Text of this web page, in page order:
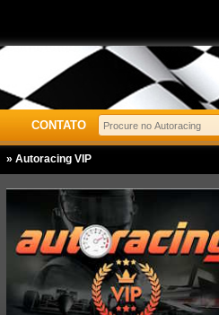
CONTATO
» Autoracing VIP